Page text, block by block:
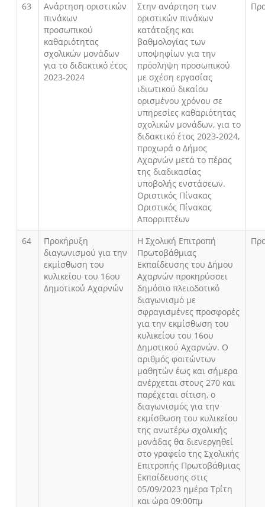
63
Ανάρτηση οριστικών
πινάκων
προσωπικού
καθαριότητας
σχολικών μονάδων
για το διδακτικό έτος
2023-2024
Στην ανάρτηση των
οριστικών πινάκων
κατάταξης και
βαθμολογίας των
υποψηφίων για την
πρόσληψη προσωπικού
με σχέση εργασίας
ιδιωτικού δικαίου
ορισμένου χρόνου σε
υπηρεσίες καθαριότητας
σχολικών μονάδων, για το
διδακτικό έτος 2023-2024,
προχωρά ο Δήμος
Αχαρνών μετά το πέρας
της διαδικασίας
υποβολής ενστάσεων.
Οριστικός Πίνακας
Οριστικός Πίνακας
Απορριπτέων
64
Προκήρυξη
διαγωνισμού για την
εκμίσθωση του
κυλικείου του 16ου
Δημοτικού Αχαρνών
Η Σχολική Επιτροπή
Πρωτοβάθμιας
Εκπαίδευσης του Δήμου
Αχαρνών προκηρύσσει
δημόσιο πλειοδοτικό
διαγωνισμό με
σφραγισμένες προσφορές
για την εκμίσθωση του
κυλικείου του 16ου
Δημοτικού Αχαρνών. Ο
αριθμός φοιτώντων
μαθητών έως και σήμερα
ανέρχεται στους 270 και
παρέχεται σίτιση, ο
διαγωνισμός για την
εκμίσθωση του κυλικείου
της ανωτέρω σχολικής
μονάδας θα διενεργηθεί
στο γραφείο της Σχολικής
Επιτροπής Πρωτοβάθμιας
Εκπαίδευσης στις
05/09/2023 ημέρα Τρίτη
και ώρα 09:00πμ